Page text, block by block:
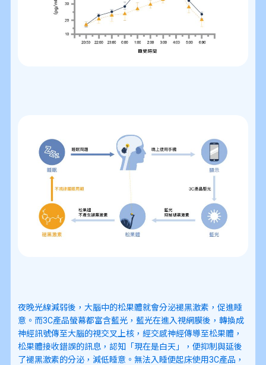
夜晚光線減弱後，大腦中的松果體就會分泌褪黑激素，促進睡
意。而3C產品螢幕都富含藍光，藍光在進入視網膜後，轉換成
神經訊號傳至大腦的視交叉上核，經交感神經傳導至松果體，
松果體接收錯誤的訊息，認知「現在是白天」，便抑制與延後
了褪黑激素的分泌，減低睡意。無法入睡便起床使用3C產品，